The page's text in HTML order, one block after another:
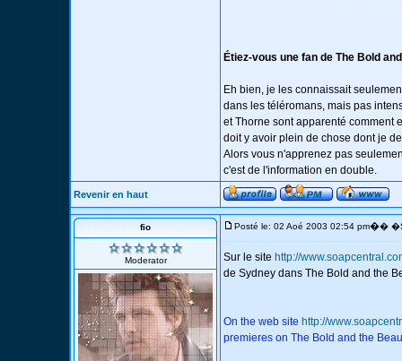
Étiez-vous une fan de The Bold
Eh bien, je les connaissait
dans les téléromans, mais pas
et Thorne sont apparenté comment
doit y avoir plein de chose dont je
Alors vous n'apprenez pas
c'est de l'information en double.
Revenir en haut
fio
Moderator
Posté le: 02 Aoé 2003 02:54 pm��
Sur le site http://
de Sydney dans The Bold and the
On the web site http://
premieres on The Bold and the